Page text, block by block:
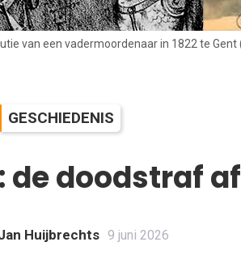
van een vadermoordenaar in 1822 te
GESCHIEDENIS
de doodstraf
Huijbrechts 9 juni 2026